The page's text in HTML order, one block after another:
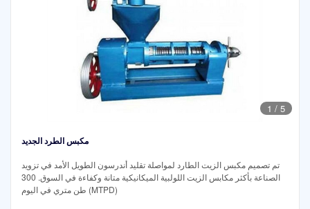
1 / 5
مكبس الطرد الجديد
تم تصميم مكبس الزيت الطارد لمواصلة تقليد أندرسون الطويل الأمد في تزويد
الصناعة بأكثر مكابس الزيت اللولبية الميكانيكية متانة وكفاءة في السوق. 300
طن متري في اليوم (MTPD)